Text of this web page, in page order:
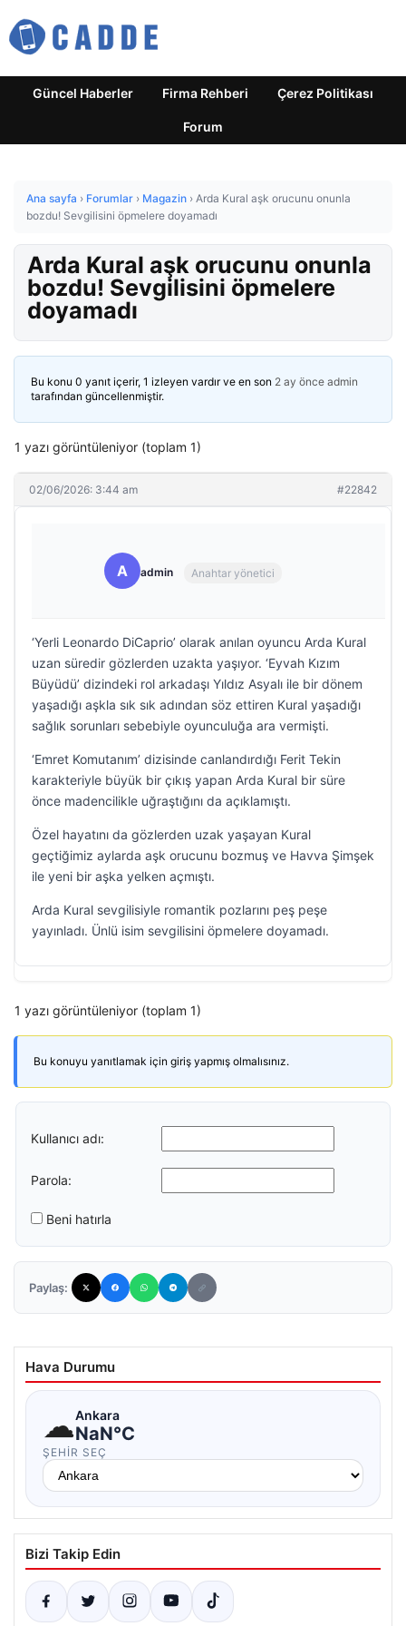
Güncel Haberler Firma Rehberi Çerez Politikası
Forum
Ana sayfa › Forumlar › Magazin › Arda Kural aşk orucunu onunla
bozdu! Sevgilisini öpmelere doyamadı
Arda Kural aşk orucunu onunla
bozdu! Sevgilisini öpmelere
doyamadı
Bu konu 0 yanıt içerir, 1 izleyen vardır ve en son 2 ay önce admin
tarafından güncellenmiştir.
1 yazı görüntüleniyor (toplam 1)
02/06/2026: 3:44 am #22842
A admin Anahtar yönetici
‘Yerli Leonardo DiCaprio’ olarak anılan oyuncu Arda Kural
uzan süredir gözlerden uzakta yaşıyor. ‘Eyvah Kızım
Büyüdü’ dizindeki rol arkadaşı Yıldız Asyalı ile bir dönem
yaşadığı aşkla sık sık adından söz ettiren Kural yaşadığı
sağlık sorunları sebebiyle oyunculuğa ara vermişti.
‘Emret Komutanım’ dizisinde canlandırdığı Ferit Tekin
karakteriyle büyük bir çıkış yapan Arda Kural bir süre
önce madencilikle uğraştığını da açıklamıştı.
Özel hayatını da gözlerden uzak yaşayan Kural
geçtiğimiz aylarda aşk orucunu bozmuş ve Havva Şimşek
ile yeni bir aşka yelken açmıştı.
Arda Kural sevgilisiyle romantik pozlarını peş peşe
yayınladı. Ünlü isim sevgilisini öpmelere doyamadı.
1 yazı görüntüleniyor (toplam 1)
Bu konuyu yanıtlamak için giriş yapmış olmalısınız.
Kullanıcı adı:
Parola:
Beni hatırla
Paylaş:
Hava Durumu
☁Ankara
NaN°C
ŞEHIR SEÇ
Bizi Takip Edin